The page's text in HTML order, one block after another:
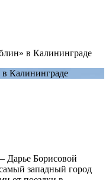
в Калининграде
Калининграде
Дарье Борисовой
западный город